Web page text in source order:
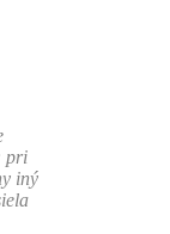
pri
iný